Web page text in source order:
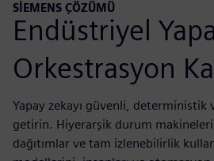
SIEMENS ÇÖZÜMÜ
Endüstriyel
Orkestrasyon
Yapay zekayı güvenli, deterministik
getirin. Hiyerarşik durum
dağıtımlar ve tam izlenebilirlik